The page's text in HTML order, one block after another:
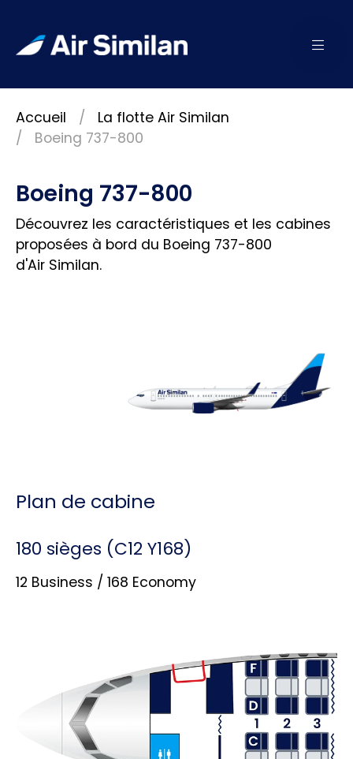
Accueil
La flotte Air Similan
Boeing 737-800
Boeing 737-800
Découvrez les caractéristiques et les cabines
proposées à bord du Boeing 737-800
d'Air Similan.
Plan de cabine
180 sièges (C12 Y168)
12 Business / 168 Economy